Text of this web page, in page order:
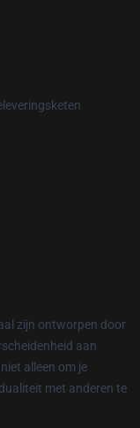
zijn ontworpen door
aan
alleen om je
met anderen te